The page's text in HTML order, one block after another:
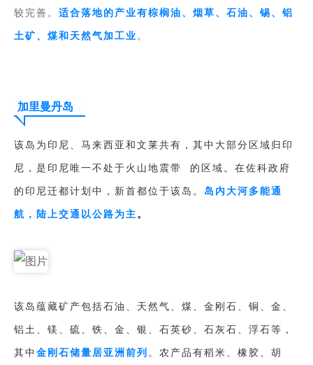
较完善。 适合落地的产业有棕榈油、烟草、石油、锡、铝
土矿、煤和天然气加工业 。
加里曼丹岛
该岛为印尼、马来西亚和文莱共有，其中大部分区域归印
尼，是印尼唯一不处于 火山地震带 的区域。在佐科政府
的印尼迁都计划中，新首都位于该岛。 岛内大河多能通
航，陆上交通以公路为主 。
该岛蕴藏矿产包括石油、天然气、煤、金刚石、铜、金、
铝土、镁、硫、铁、金、银、石英砂、石灰石、浮石等，
其中 金刚石储量居亚洲前列 。农产品有稻米、橡胶、胡